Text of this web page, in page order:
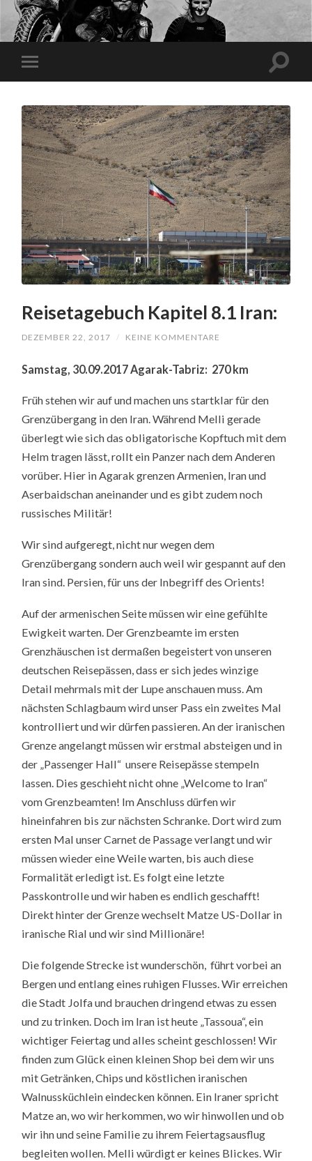
Reisetagebuch Kapitel 8.1 Iran:
DEZEMBER 22, 2017 / KEINE KOMMENTARE
Samstag, 30.09.2017 Agarak-Tabriz: 270 km
Früh stehen wir auf und machen uns startklar für den
Grenzübergang in den Iran. Während Melli gerade
überlegt wie sich das obligatorische Kopftuch mit dem
Helm tragen lässt, rollt ein Panzer nach dem Anderen
vorüber. Hier in Agarak grenzen Armenien, Iran und
Aserbaidschan aneinander und es gibt zudem noch
russisches Militär!
Wir sind aufgeregt, nicht nur wegen dem
Grenzübergang sondern auch weil wir gespannt auf den
Iran sind. Persien, für uns der Inbegriff des Orients!
Auf der armenischen Seite müssen wir eine gefühlte
Ewigkeit warten. Der Grenzbeamte im ersten
Grenzhäuschen ist dermaßen begeistert von unseren
deutschen Reisepässen, dass er sich jedes winzige
Detail mehrmals mit der Lupe anschauen muss. Am
nächsten Schlagbaum wird unser Pass ein zweites Mal
kontrolliert und wir dürfen passieren. An der iranischen
Grenze angelangt müssen wir erstmal absteigen und in
der „Passenger Hall“ unsere Reisepässe stempeln
lassen. Dies geschieht nicht ohne „Welcome to Iran“
vom Grenzbeamten! Im Anschluss dürfen wir
hineinfahren bis zur nächsten Schranke. Dort wird zum
ersten Mal unser Carnet de Passage verlangt und wir
müssen wieder eine Weile warten, bis auch diese
Formalität erledigt ist. Es folgt eine letzte
Passkontrolle und wir haben es endlich geschafft!
Direkt hinter der Grenze wechselt Matze US-Dollar in
iranische Rial und wir sind Millionäre!
Die folgende Strecke ist wunderschön, führt vorbei an
Bergen und entlang eines ruhigen Flusses. Wir erreichen
die Stadt Jolfa und brauchen dringend etwas zu essen
und zu trinken. Doch im Iran ist heute „Tassoua“, ein
wichtiger Feiertag und alles scheint geschlossen! Wir
finden zum Glück einen kleinen Shop bei dem wir uns
mit Getränken, Chips und köstlichen iranischen
Walnussküchlein eindecken können. Ein Iraner spricht
Matze an, wo wir herkommen, wo wir hinwollen und ob
wir ihn und seine Familie zu ihrem Feiertagsausflug
begleiten wollen. Melli würdigt er keines Blickes. Wir